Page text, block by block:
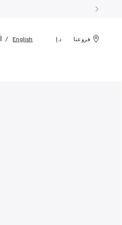
فروعنا د.إ English